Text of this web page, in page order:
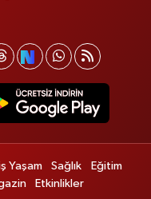
Yaşam Sağlık
Eğitim
Etkinlikler